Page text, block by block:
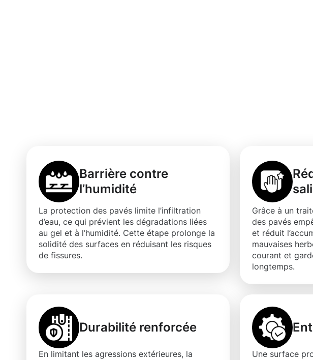
Barrière contre
l’humidité
La protection des pavés limite l’infiltration
d’eau, ce qui prévient les dégradations liées
au gel et à l’humidité. Cette étape prolonge la
solidité des surfaces en réduisant les risques
de fissures.
Grâce à un
des pavés
et réduit
mauvaises
courant et
longtemps.
Durabilité renforcée
En limitant les agressions extérieures, la Une surface